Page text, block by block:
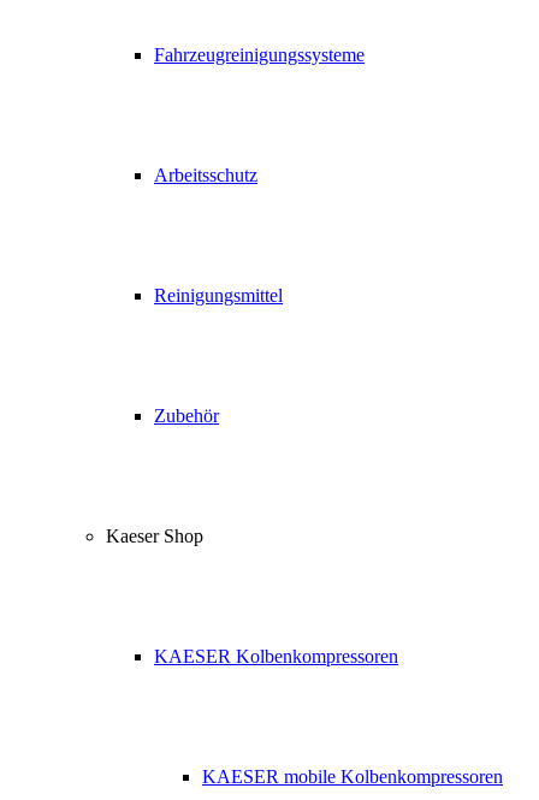
Fahrzeugreinigungssysteme
Arbeitsschutz
Reinigungsmittel
Zubehör
Kaeser Shop
KAESER Kolbenkompressoren
KAESER mobile Kolbenkompressoren